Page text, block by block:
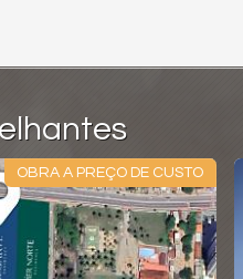
OBRA A PREÇO DE CUSTO